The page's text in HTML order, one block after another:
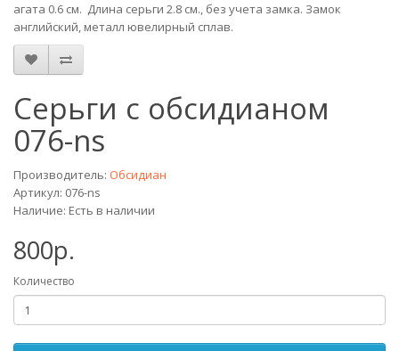
агата 0.6 см. Длина серьги 2.8 см., без учета замка. Замок
английский, металл ювелирный сплав.
Серьги с обсидианом
076-ns
Производитель: Обсидиан
Артикул: 076-ns
Наличие: Есть в наличии
800р.
Количество